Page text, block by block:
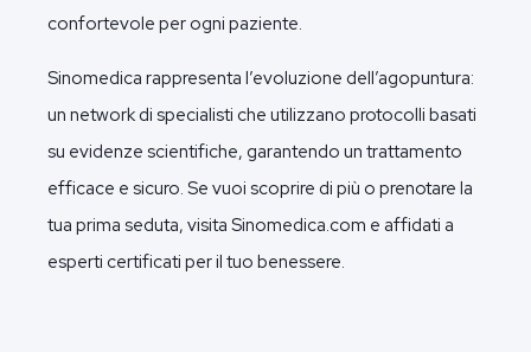
confortevole per ogni paziente.
Sinomedica rappresenta l’evoluzione dell’agopuntura:
un network di specialisti che utilizzano protocolli basati
su evidenze scientifiche, garantendo un trattamento
efficace e sicuro. Se vuoi scoprire di più o prenotare la
tua prima seduta, visita Sinomedica.com e affidati a
esperti certificati per il tuo benessere.